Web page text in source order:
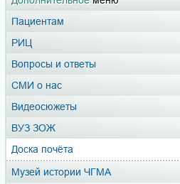
Пациентам
РИЦ
Вопросы и ответы
СМИ о нас
Видеосюжеты
ВУЗ ЗОЖ
Доска почёта
Музей истории ЧГМА